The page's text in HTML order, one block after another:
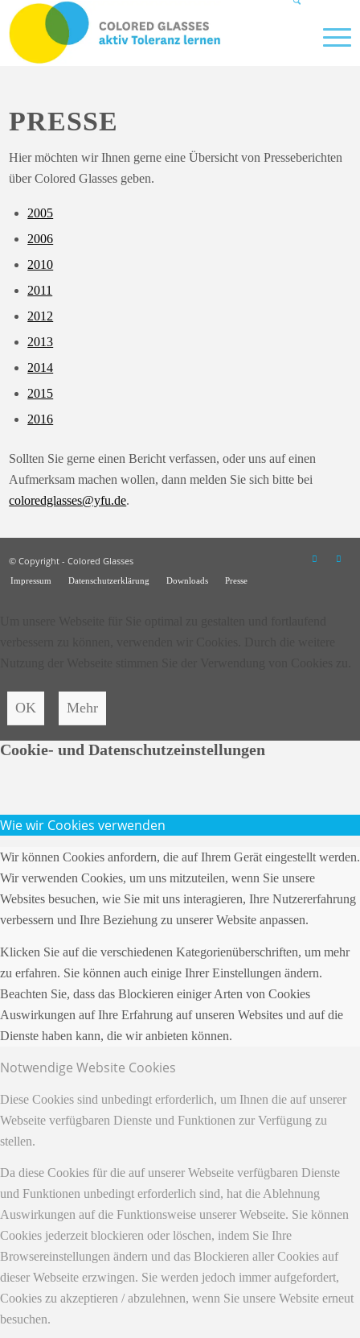
PRESSE
Hier möchten wir Ihnen gerne eine Übersicht von Presseberichten
über Colored Glasses geben.
2005
2006
2010
2011
2012
2013
2014
2015
2016
Sollten Sie gerne einen Bericht verfassen, oder uns auf einen
Aufmerksam machen wollen, dann melden Sie sich bitte bei
coloredglasses@yfu.de.
© Copyright - Colored Glasses
Impressum Datenschutzerklärung Downloads Presse
OK Mehr
Cookie- und Datenschutzeinstellungen
Wie wir Cookies verwenden
Wir können Cookies anfordern, die auf Ihrem Gerät eingestellt werden.
Wir verwenden Cookies, um uns mitzuteilen, wenn Sie unsere
Websites besuchen, wie Sie mit uns interagieren, Ihre Nutzererfahrung
verbessern und Ihre Beziehung zu unserer Website anpassen.
Klicken Sie auf die verschiedenen Kategorienüberschriften, um mehr
zu erfahren. Sie können auch einige Ihrer Einstellungen ändern.
Beachten Sie, dass das Blockieren einiger Arten von Cookies
Auswirkungen auf Ihre Erfahrung auf unseren Websites und auf die
Dienste haben kann, die wir anbieten können.
Notwendige Website Cookies
Diese Cookies sind unbedingt erforderlich, um Ihnen die auf unserer
Webseite verfügbaren Dienste und Funktionen zur Verfügung zu
stellen.
Da diese Cookies für die auf unserer Webseite verfügbaren Dienste
und Funktionen unbedingt erforderlich sind, hat die Ablehnung
Auswirkungen auf die Funktionsweise unserer Webseite. Sie können
Cookies jederzeit blockieren oder löschen, indem Sie Ihre
Browsereinstellungen ändern und das Blockieren aller Cookies auf
dieser Webseite erzwingen. Sie werden jedoch immer aufgefordert,
Cookies zu akzeptieren / abzulehnen, wenn Sie unsere Website erneut
besuchen.